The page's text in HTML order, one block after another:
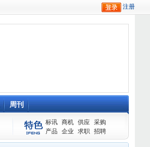
周刊
标讯 商机 供应 采购
产品 企业 求职 招聘